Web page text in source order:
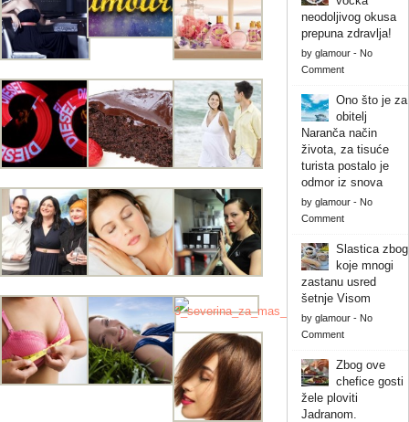
neodoljivog okusa
prepuna zdravlja!
by glamour- No
Comment
Ono što je za
obitelj
Naranča način
života, za tisuće
turista postalo je
odmor iz snova
by glamour- No
Comment
Slastica zbog
koje mnogi
zastanu usred
šetnje Visom
by glamour- No
Comment
Zbog ove
chefice gosti
žele ploviti
Jadranom.